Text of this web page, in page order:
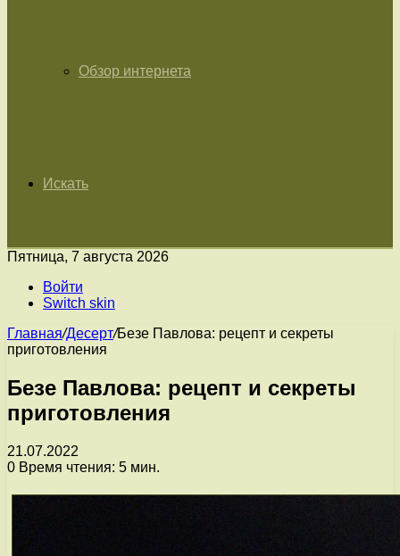
Обзор интернета
Искать
Пятница, 7 августа 2026
Войти
Switch skin
Главная/Десерт/Безе Павлова: рецепт и секреты
приготовления
Безе Павлова: рецепт и секреты
приготовления
21.07.2022
0 Время чтения: 5 мин.